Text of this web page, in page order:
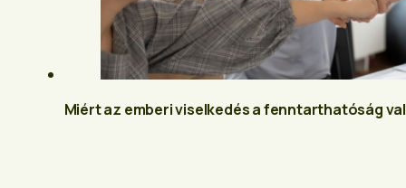
Miért az emberi viselkedés a fenntarthatóság